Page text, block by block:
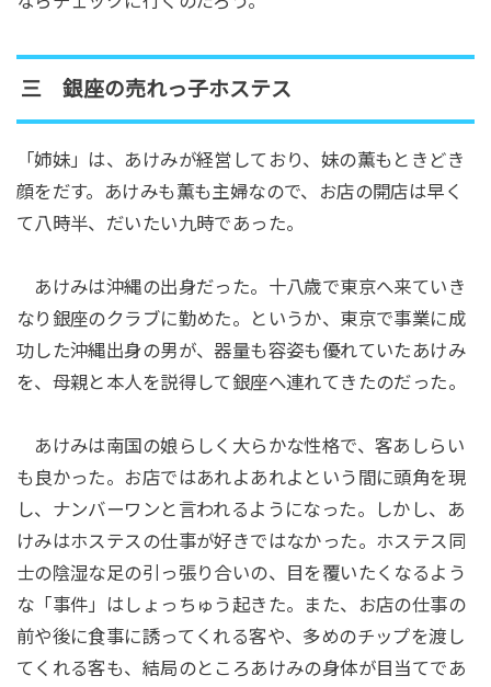
三 銀座の売れっ子ホステス
「姉妹」は、あけみが経営しており、妹の薫もときどき
顔をだす。あけみも薫も主婦なので、お店の開店は早く
て八時半、だいたい九時であった。
あけみは沖縄の出身だった。十八歳で東京へ来ていき
なり銀座のクラブに勤めた。というか、東京で事業に成
功した沖縄出身の男が、器量も容姿も優れていたあけみ
を、母親と本人を説得して銀座へ連れてきたのだった。
あけみは南国の娘らしく大らかな性格で、客あしらい
も良かった。お店ではあれよあれよという間に頭角を現
し、ナンバーワンと言われるようになった。しかし、あ
けみはホステスの仕事が好きではなかった。ホステス同
士の陰湿な足の引っ張り合いの、目を覆いたくなるよう
な「事件」はしょっちゅう起きた。また、お店の仕事の
前や後に食事に誘ってくれる客や、多めのチップを渡し
てくれる客も、結局のところあけみの身体が目当てであ